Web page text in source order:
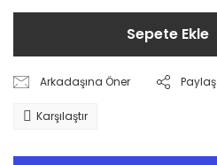
Sepete Ekle
Arkadaşına Öner Paylaş
Karşılaştır